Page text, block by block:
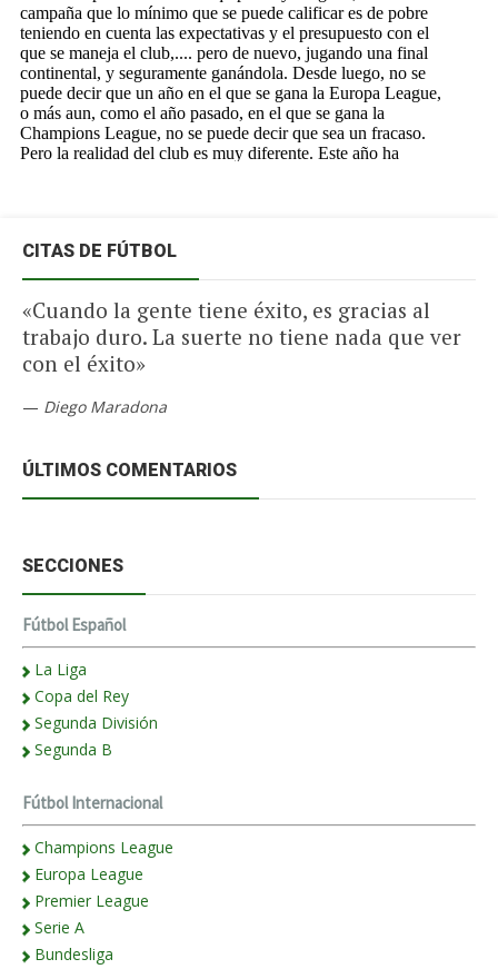
CITAS DE FÚTBOL
«Cuando la gente tiene éxito, es gracias al
trabajo duro. La suerte no tiene nada que ver
con el éxito»
— Diego Maradona
ÚLTIMOS COMENTARIOS
SECCIONES
Fútbol Español
La Liga
Copa del Rey
Segunda División
Segunda B
Fútbol Internacional
Champions League
Europa League
Premier League
Serie A
Bundesliga